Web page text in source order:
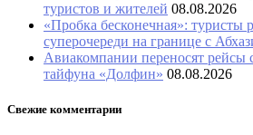
туристов и жителей 08.08.2026
«Пробка бесконечная»: туристы
суперочереди на границе с
Авиакомпании переносят рейсы
тайфуна «Долфин» 08.08.2026
Свежие комментарии